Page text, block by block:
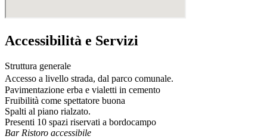
Accessibilità e Servizi
Struttura generale
Accesso a livello strada, dal parco comunale.
Pavimentazione erba e vialetti in cemento
Fruibilità come spettatore buona
Spalti al piano rialzato.
Presenti 10 spazi riservati a bordocampo
Bar Ristoro accessibile